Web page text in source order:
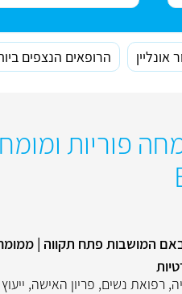
אונליין הרופאים הנצפים
פוריות
רפואת נשים, פריון האישה,